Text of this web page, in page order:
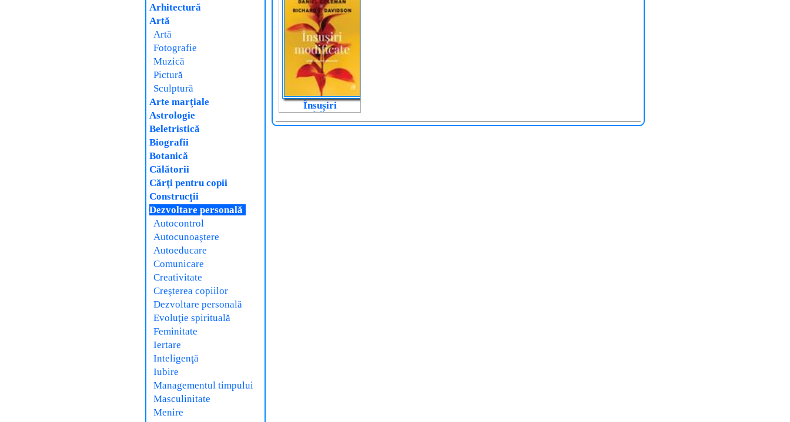
Însușiri
modificate
Arhitectură
Artă
Artă
Fotografie
Muzică
Pictură
Sculptură
Arte marţiale
Astrologie
Beletristică
Biografii
Botanică
Călătorii
Cărţi pentru copii
Construcţii
Dezvoltare personală
Autocontrol
Autocunoaştere
Autoeducare
Comunicare
Creativitate
Creşterea copiilor
Dezvoltare personală
Evoluţie spirituală
Feminitate
Iertare
Inteligenţă
Iubire
Managementul timpului
Masculinitate
Menire